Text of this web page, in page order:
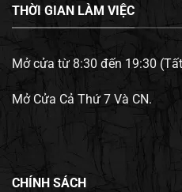
THỜI GIAN LÀM VIỆC
Mở cửa từ 8:30 đến 19:30
Mở Cửa Cả Thứ 7 Và CN.
CHÍNH SÁCH